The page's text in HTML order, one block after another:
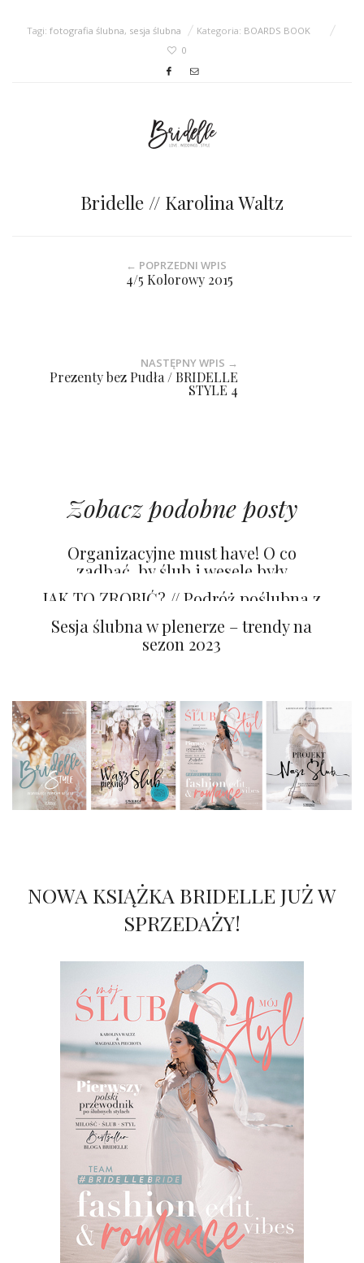
Tagi:fotografia ślubna, sesja ślubna Kategoria: BOARDS BOOK
0
Bridelle // Karolina Waltz
← POPRZEDNI WPIS
4/5 Kolorowy 2015
NASTĘPNY WPIS →
Prezenty bez Pudła / BRIDELLE
STYLE 4
Zobacz podobne posty
Organizacyjne must have! O co
zadbać, by ślub i wesele były
niezapomnianym przeżyciem?
JAK TO ZROBIĆ? // Podróż poślubna z
sesją zdjęciową
Sesja ślubna w plenerze – trendy na
sezon 2023
NOWA KSIĄŻKA BRIDELLE JUŻ W
SPRZEDAŻY!